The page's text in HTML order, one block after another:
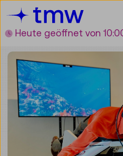
Zum Inhalt
Zum Hauptmenü
Zur Suche
Zur Zielgruppennavigation
Heute geöffnet von